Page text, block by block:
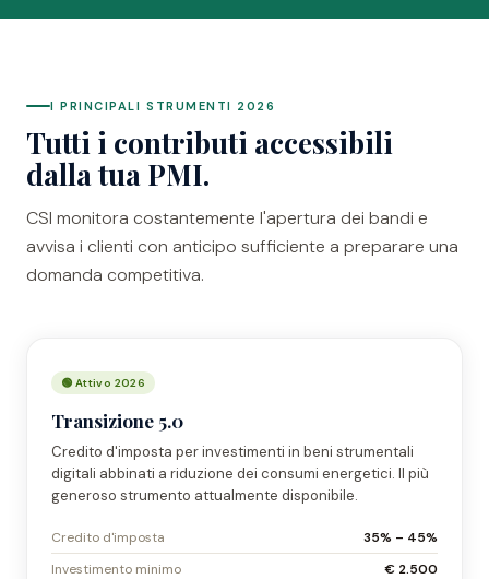
I PRINCIPALI STRUMENTI 2026
Tutti i contributi accessibili
dalla tua PMI.
CSI monitora costantemente l'apertura dei bandi e
avvisa i clienti con anticipo sufficiente a preparare una
domanda competitiva.
🟢 Attivo 2026
Transizione 5.0
Credito d'imposta per investimenti in beni strumentali
digitali abbinati a riduzione dei consumi energetici. Il più
generoso strumento attualmente disponibile.
Credito d'imposta
35% – 45%
Investimento minimo
€ 2.500